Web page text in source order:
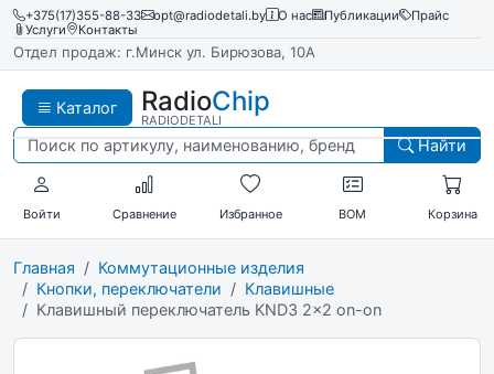
+375(17)355-88-33 opt@radiodetali.by О нас Публикации
Прайс
Услуги
Контакты
Отдел продаж: г.Минск ул. Бирюзова, 10А
Каталог RadioChip
RADIODETALI
Найти
Войти Сравнение Избранное BOM Корзина
Главная
Коммутационные изделия
Кнопки, переключатели
Клавишные
Клавишный переключатель KND3 2x2 on-on